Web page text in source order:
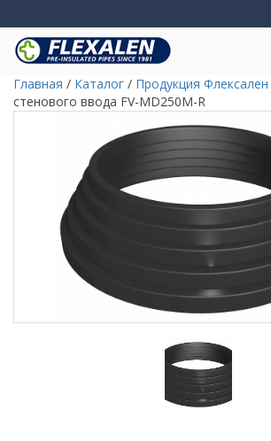
Главная / Каталог / Продукция Флексален
стенового ввода FV-MD250M-R